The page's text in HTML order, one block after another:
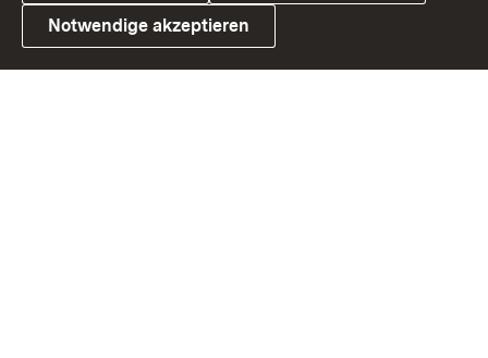
Link zum Landesportal
Notwendige akzeptieren